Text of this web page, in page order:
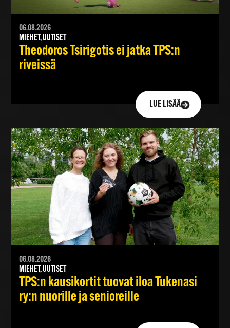
06.08.2026
MIEHET, UUTISET
Theodoros Tsirigotis ei jatka TPS:n
riveissä
LUE LISÄÄ
06.08.2026
MIEHET, UUTISET
TPS:n kausikortit tuovat iloa Tukenasi
ry:n nuorille ja senioreille